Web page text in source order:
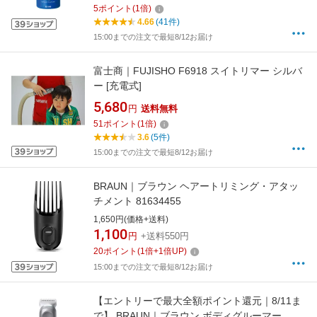
5ポイント (1倍)
4.66(41件)
15:00までの注文で最短8/12お届け
富士商｜FUJISHO F6918 スイトリマー シルバ
ー [充電式]
5,680 円 送料無料
51ポイント (1倍)
3.6(5件)
15:00までの注文で最短8/12お届け
BRAUN｜ブラウン ヘアートリミング・アタッ
チメント 81634455
1,650円(価格+送料)
1,100 円 +送料550円
20ポイント (1倍+1倍UP)
15:00までの注文で最短8/12お届け
【エントリーで最大全額ポイント還元｜8/11ま